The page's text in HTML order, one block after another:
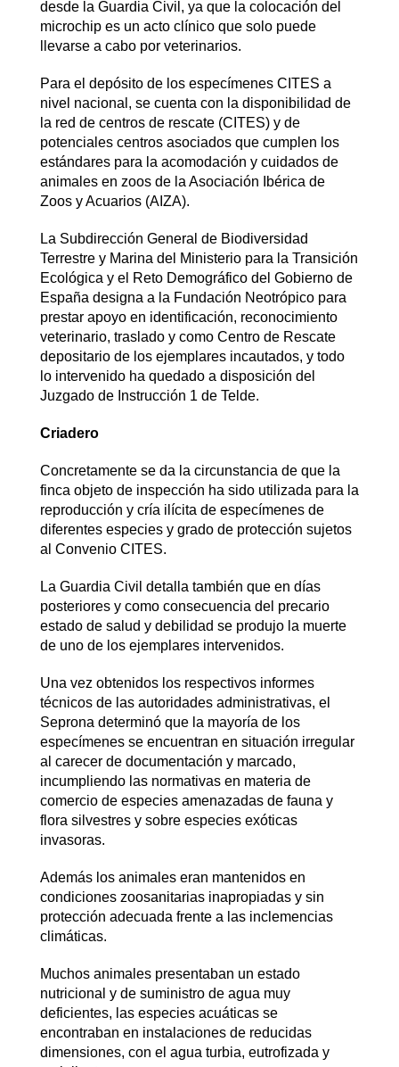
desde la Guardia Civil, ya que la colocación del
microchip es un acto clínico que solo puede
llevarse a cabo por veterinarios.
Para el depósito de los especímenes CITES a
nivel nacional, se cuenta con la disponibilidad de
la red de centros de rescate (CITES) y de
potenciales centros asociados que cumplen los
estándares para la acomodación y cuidados de
animales en zoos de la Asociación Ibérica de
Zoos y Acuarios (AIZA).
La Subdirección General de Biodiversidad
Terrestre y Marina del Ministerio para la Transición
Ecológica y el Reto Demográfico del Gobierno de
España designa a la Fundación Neotrópico para
prestar apoyo en identificación, reconocimiento
veterinario, traslado y como Centro de Rescate
depositario de los ejemplares incautados, y todo
lo intervenido ha quedado a disposición del
Juzgado de Instrucción 1 de Telde.
Criadero
Concretamente se da la circunstancia de que la
finca objeto de inspección ha sido utilizada para la
reproducción y cría ilícita de especímenes de
diferentes especies y grado de protección sujetos
al Convenio CITES.
La Guardia Civil detalla también que en días
posteriores y como consecuencia del precario
estado de salud y debilidad se produjo la muerte
de uno de los ejemplares intervenidos.
Una vez obtenidos los respectivos informes
técnicos de las autoridades administrativas, el
Seprona determinó que la mayoría de los
especímenes se encuentran en situación irregular
al carecer de documentación y marcado,
incumpliendo las normativas en materia de
comercio de especies amenazadas de fauna y
flora silvestres y sobre especies exóticas
invasoras.
Además los animales eran mantenidos en
condiciones zoosanitarias inapropiadas y sin
protección adecuada frente a las inclemencias
climáticas.
Muchos animales presentaban un estado
nutricional y de suministro de agua muy
deficientes, las especies acuáticas se
encontraban en instalaciones de reducidas
dimensiones, con el agua turbia, eutrofizada y